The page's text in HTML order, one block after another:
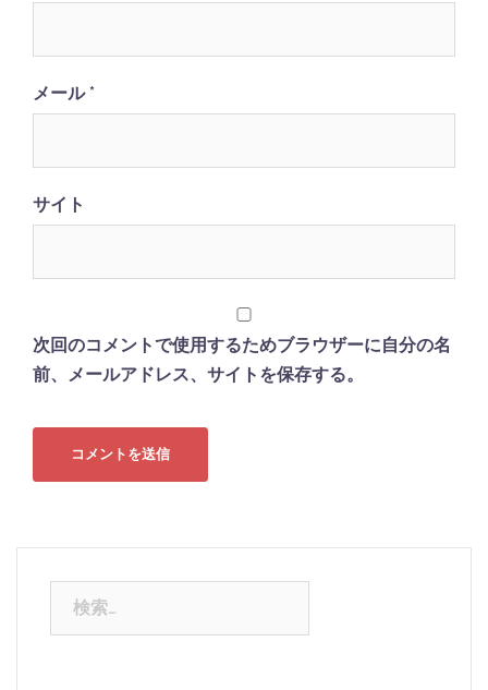
メール*
サイト
次回のコメントで使用するためブラウザーに自分の名
前、メールアドレス、サイトを保存する。